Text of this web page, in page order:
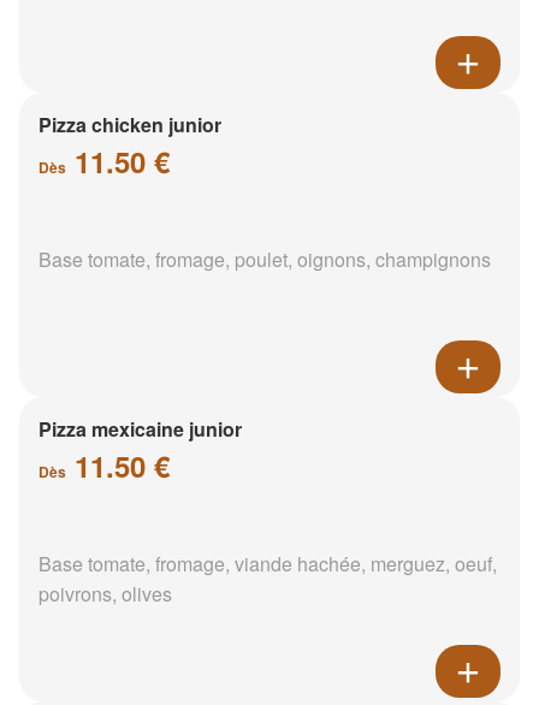
Pizza chicken junior
Dès 11.50 €
Base tomate, fromage, poulet, oignons, champignons
Pizza mexicaine junior
Dès 11.50 €
Base tomate, fromage, viande hachée, merguez, oeuf,
poivrons, olives